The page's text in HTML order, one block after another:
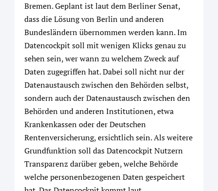
Bremen. Geplant ist laut dem Berliner Senat,
dass die Lösung von Berlin und anderen
Bundesländern übernommen werden kann. Im
Datencockpit soll mit wenigen Klicks genau zu
sehen sein, wer wann zu welchem Zweck auf
Daten zugegriffen hat. Dabei soll nicht nur der
Datenaustausch zwischen den Behörden selbst,
sondern auch der Datenaustausch zwischen den
Behörden und anderen Institutionen, etwa
Krankenkassen oder der Deutschen
Rentenversicherung, ersichtlich sein. Als weitere
Grundfunktion soll das Datencockpit Nutzern
Transparenz darüber geben, welche Behörde
welche personenbezogenen Daten gespeichert